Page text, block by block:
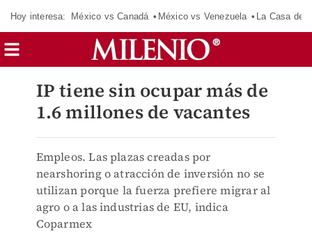
Hoy interesa: México vs Canadá México vs Venezuela La Casa de
IP tiene sin ocupar más de
1.6 millones de vacantes
Empleos. Las plazas creadas por
nearshoring o atracción de inversión no se
utilizan porque la fuerza prefiere migrar al
agro o a las industrias de EU, indica
Coparmex